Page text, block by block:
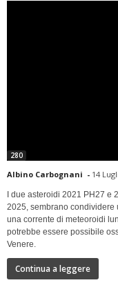
280
Albino Carbognani - 14
I due asteroidi 2021 PH27 e
2025, sembrano
una corrente di meteoroidi
potrebbe essere possibile
Venere.
Continua a leggere